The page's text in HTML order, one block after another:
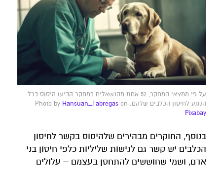
על פי ממצאי המחקר, 52 אחוז מהנשאלים במחקר הביעו היסוס בכל
הנוגע לחיסון הכלבים שלהם. Photo by
Hansuan_Fabregas on
Pixabay
בנוסף, החוקרים מבהירים שלהיסוס בקשר לחיסון
הכלבים יש קשר גם לגישות שליליות כלפי חיסון בני
אדם, ושמי שחוששים להתחסן בעצמם – עלולים